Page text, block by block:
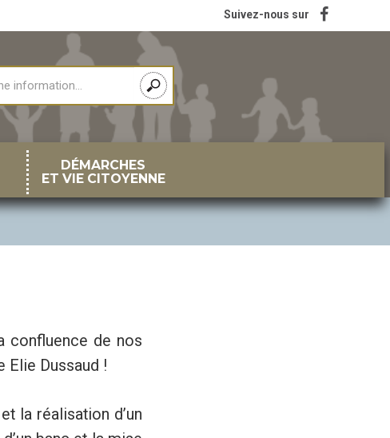
DÉMARCHES
ET VIE CITOYENNE
Suivez-nous sur
confluence de nos
Elie Dussaud !
la réalisation d’un